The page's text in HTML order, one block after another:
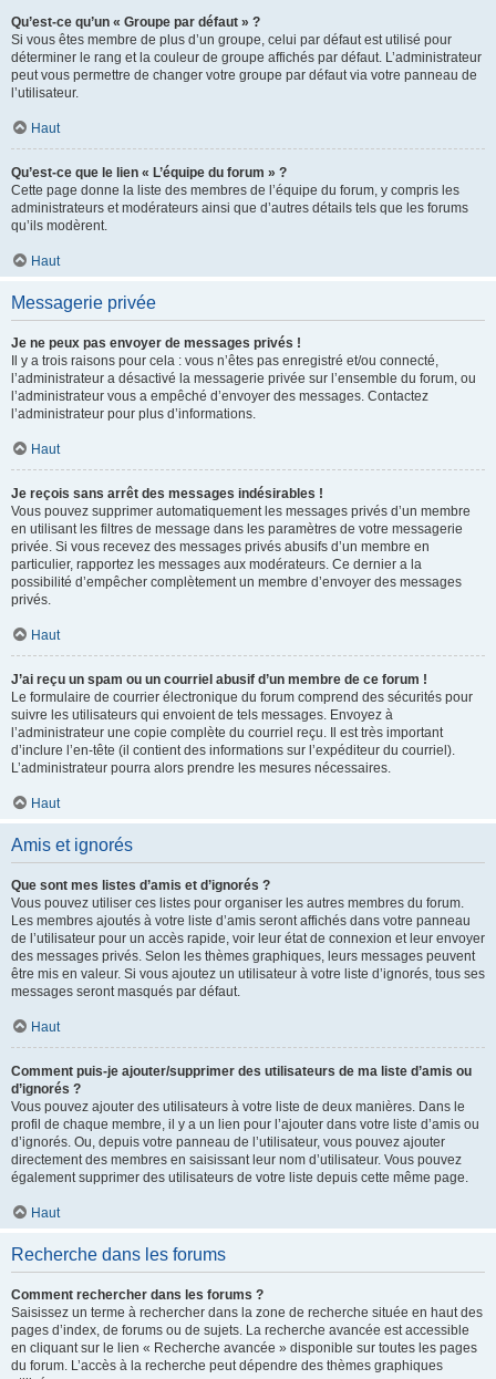
Qu’est-ce qu’un « Groupe par défaut » ?
Si vous êtes membre de plus d’un groupe, celui par défaut est utilisé pour
déterminer le rang et la couleur de groupe affichés par défaut. L’administrateur
peut vous permettre de changer votre groupe par défaut via votre panneau de
l’utilisateur.
Haut
Qu’est-ce que le lien « L’équipe du forum » ?
Cette page donne la liste des membres de l’équipe du forum, y compris les
administrateurs et modérateurs ainsi que d’autres détails tels que les forums
qu’ils modèrent.
Haut
Messagerie privée
Je ne peux pas envoyer de messages privés !
Il y a trois raisons pour cela : vous n’êtes pas enregistré et/ou connecté,
l’administrateur a désactivé la messagerie privée sur l’ensemble du forum, ou
l’administrateur vous a empêché d’envoyer des messages. Contactez
l’administrateur pour plus d’informations.
Haut
Je reçois sans arrêt des messages indésirables !
Vous pouvez supprimer automatiquement les messages privés d’un membre
en utilisant les filtres de message dans les paramètres de votre messagerie
privée. Si vous recevez des messages privés abusifs d’un membre en
particulier, rapportez les messages aux modérateurs. Ce dernier a la
possibilité d’empêcher complètement un membre d’envoyer des messages
privés.
Haut
J’ai reçu un spam ou un courriel abusif d’un membre de ce forum !
Le formulaire de courrier électronique du forum comprend des sécurités pour
suivre les utilisateurs qui envoient de tels messages. Envoyez à
l’administrateur une copie complète du courriel reçu. Il est très important
d’inclure l’en-tête (il contient des informations sur l’expéditeur du courriel).
L’administrateur pourra alors prendre les mesures nécessaires.
Haut
Amis et ignorés
Que sont mes listes d’amis et d’ignorés ?
Vous pouvez utiliser ces listes pour organiser les autres membres du forum.
Les membres ajoutés à votre liste d’amis seront affichés dans votre panneau
de l’utilisateur pour un accès rapide, voir leur état de connexion et leur envoyer
des messages privés. Selon les thèmes graphiques, leurs messages peuvent
être mis en valeur. Si vous ajoutez un utilisateur à votre liste d’ignorés, tous ses
messages seront masqués par défaut.
Haut
Comment puis-je ajouter/supprimer des utilisateurs de ma liste d’amis ou
d’ignorés ?
Vous pouvez ajouter des utilisateurs à votre liste de deux manières. Dans le
profil de chaque membre, il y a un lien pour l’ajouter dans votre liste d’amis ou
d’ignorés. Ou, depuis votre panneau de l’utilisateur, vous pouvez ajouter
directement des membres en saisissant leur nom d’utilisateur. Vous pouvez
également supprimer des utilisateurs de votre liste depuis cette même page.
Haut
Recherche dans les forums
Comment rechercher dans les forums ?
Saisissez un terme à rechercher dans la zone de recherche située en haut des
pages d’index, de forums ou de sujets. La recherche avancée est accessible
en cliquant sur le lien « Recherche avancée » disponible sur toutes les pages
du forum. L’accès à la recherche peut dépendre des thèmes graphiques